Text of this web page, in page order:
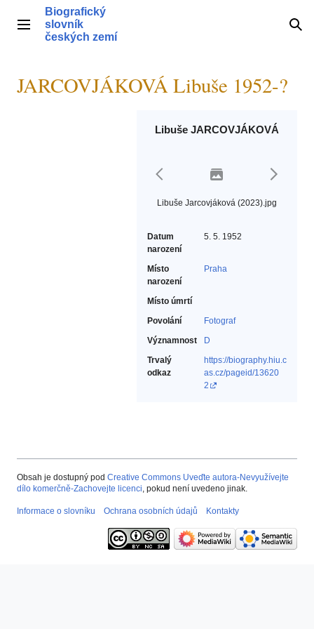
obsahHlavní menu
Biografický
slovník
českých zemí
JARCOVJÁKOVÁ Libuše 1952-?
Libuše JARCOVJÁKOVÁ
Libuše Jarcovjáková (2023).jpg
Datum
narození
5. 5. 1952
Místo
narození
Praha
Místo úmrtí
Povolání
Fotograf‎
Významnost
D
Trvalý
odkaz
https://biography.hiu.c
as.cz/pageid/13620
2
Obsah je dostupný pod Creative Commons Uveďte autora-Nevyužívejte
dílo komerčně-Zachovejte licenci, pokud není uvedeno jinak.
Informace o slovníku Ochrana osobních údajů Kontakty